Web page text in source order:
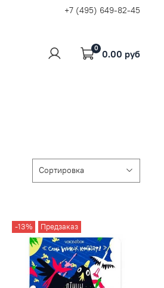
+7 (495) 649-82-45
0 0.00 руб
-13% Предзаказ